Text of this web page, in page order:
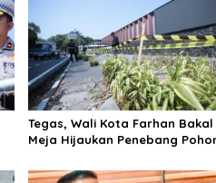
Tegas, Wali Kota Farhan Bakal
Meja Hijaukan Penebang